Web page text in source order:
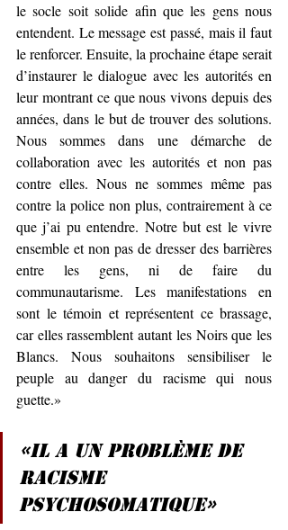
le socle soit solide afin que les gens nous
entendent. Le message est passé, mais il faut
le renforcer. Ensuite, la prochaine étape serait
d’instaurer le dialogue avec les autorités en
leur montrant ce que nous vivons depuis des
années, dans le but de trouver des solutions.
Nous sommes dans une démarche de
collaboration avec les autorités et non pas
contre elles. Nous ne sommes même pas
contre la police non plus, contrairement à ce
que j’ai pu entendre. Notre but est le vivre
ensemble et non pas de dresser des barrières
entre les gens, ni de faire du
communautarisme. Les manifestations en
sont le témoin et représentent ce brassage,
car elles rassemblent autant les Noirs que les
Blancs. Nous souhaitons sensibiliser le
peuple au danger du racisme qui nous
guette.»
«Il a un problème de
racisme
psychosomatique»